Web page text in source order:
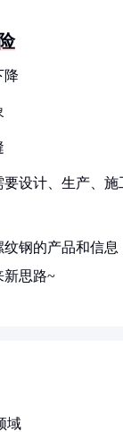
降
设计、生产、
钢的产品和信
新思路~
域